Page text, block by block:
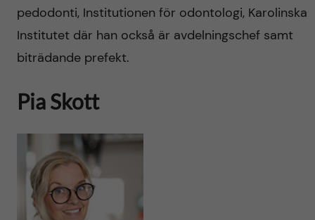
pedodonti, Institutionen för odontologi, Karolinska
Institutet där han också är avdelningschef samt
biträdande prefekt.
Pia Skott